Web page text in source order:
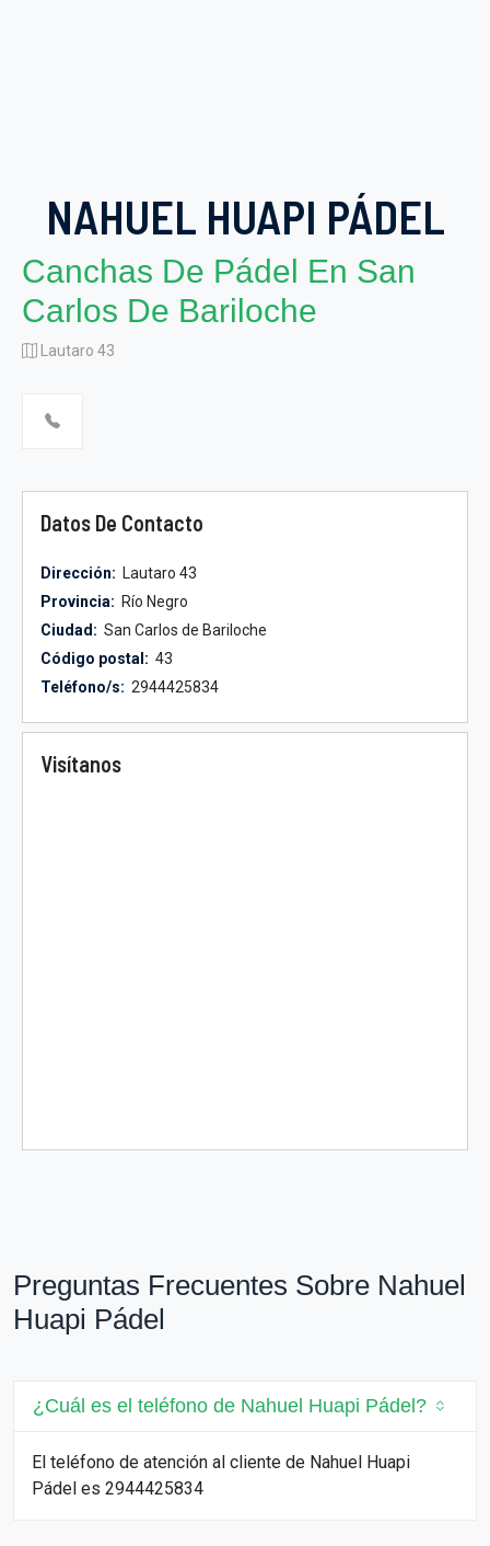
NAHUEL HUAPI PÁDEL
Canchas De Pádel En San
Carlos De Bariloche
Lautaro 43
Datos De Contacto
Dirección: Lautaro 43
Provincia: Río Negro
Ciudad: San Carlos de Bariloche
Código postal: 43
Teléfono/s: 2944425834
Visítanos
Preguntas Frecuentes Sobre Nahuel
Huapi Pádel
¿Cuál es el teléfono de Nahuel Huapi Pádel?
El teléfono de atención al cliente de Nahuel Huapi
Pádel es 2944425834